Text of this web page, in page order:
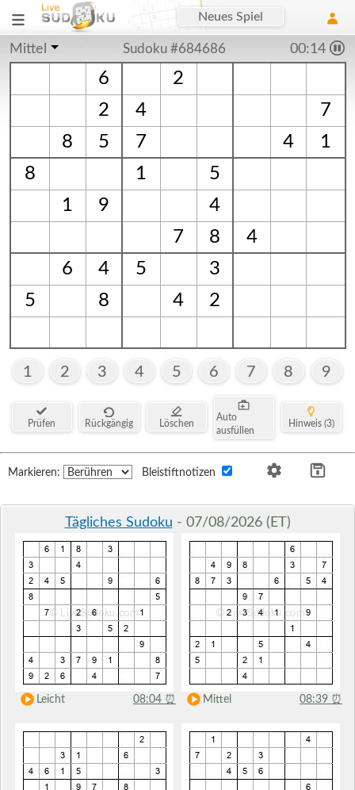
Neues Spiel
Mittel Sudoku #684686 00:15
6
2
2
4
7
8
5 7 4
1
8
1
5
1
9
4
7
8
4
6
4 5
3
5
8 4 2
1 2 3 4 5 6 7 8 9
Prüfen Rückgängig Löschen
Auto
ausfüllen
Hinweis (3)
Markieren: Bleistiftnotizen
Tägliches Sudoku - 07/08/2026 (ET)
Leicht 08:04 ⏰ Mittel 08:39 ⏰